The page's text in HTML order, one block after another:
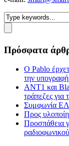
Πρόσφατα
Ο Pablo
την
ΑΝΤ1 και
τράπεζες για
Συμφωνία
Προς
Προσπάθεια